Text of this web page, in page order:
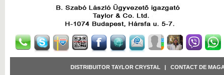
DISTRIBUITOR TAYLOR CRYSTAL CONTACT DE